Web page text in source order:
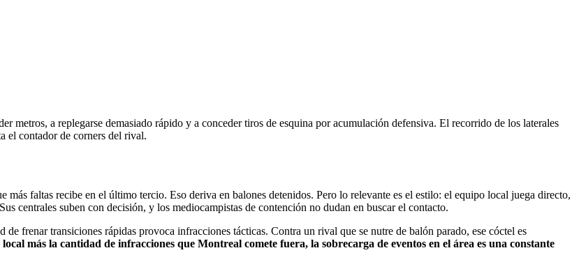
metros, a replegarse demasiado rápido y a conceder tiros de esquina por acumulación defensiva. El recorrido de los laterales
el contador de corners del rival.
faltas recibe en el último tercio. Eso deriva en balones detenidos. Pero lo relevante es el estilo: el equipo local juega directo,
centrales suben con decisión, y los mediocampistas de contención no dudan en buscar el contacto.
frenar transiciones rápidas provoca infracciones tácticas. Contra un rival que se nutre de balón parado, ese cóctel es
más la cantidad de infracciones que Montreal comete fuera, la sobrecarga de eventos en el área es una constante